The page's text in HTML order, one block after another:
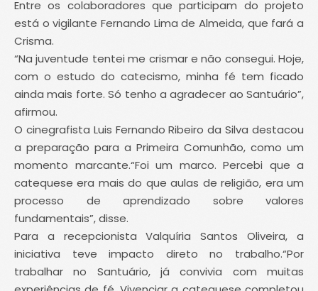
Entre os colaboradores que participam do projeto
está o vigilante Fernando Lima de Almeida, que fará a
Crisma.
“Na juventude tentei me crismar e não consegui. Hoje,
com o estudo do catecismo, minha fé tem ficado
ainda mais forte. Só tenho a agradecer ao Santuário”,
afirmou.
O cinegrafista Luis Fernando Ribeiro da Silva destacou
a preparação para a Primeira Comunhão, como um
momento marcante.“Foi um marco. Percebi que a
catequese era mais do que aulas de religião, era um
processo de aprendizado sobre valores
fundamentais”, disse.
Para a recepcionista Valquíria Santos Oliveira, a
iniciativa teve impacto direto no trabalho.“Por
trabalhar no Santuário, já convivia com muitas